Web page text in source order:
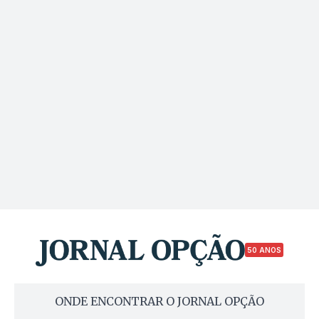
50 ANOS
ONDE ENCONTRAR O JORNAL OPÇÃO